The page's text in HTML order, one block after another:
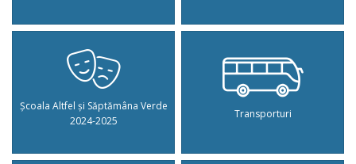
Școala Altfel și Săptămâna Verde
2024-2025
Transporturi